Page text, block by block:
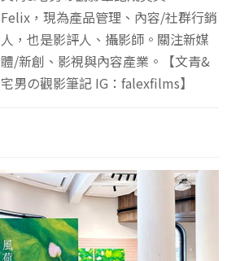
Felix，現為產品管理、內容/社群行銷
人，也是影評人、攝影師。關注新媒
體/新創、影視與內容產業。【文青&
宅男の觀影筆記 IG：falexfilms】